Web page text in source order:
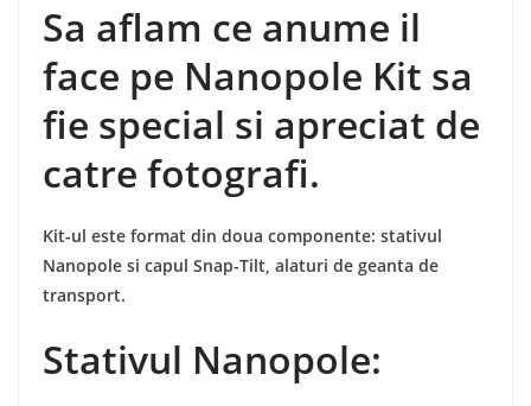
Sa aflam ce anume il
face pe Nanopole Kit sa
fie special si apreciat de
catre fotografi.
Kit-ul este format din doua componente: stativul
Nanopole si capul Snap-Tilt, alaturi de geanta de
transport.
Stativul Nanopole: